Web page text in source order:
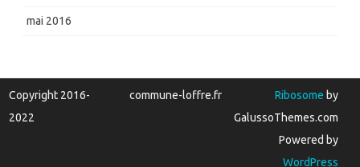
mai 2016
Copyright 2016-
2022
commune-loffre.fr Ribosome by
GalussoThemes.com
Powered by
WordPress